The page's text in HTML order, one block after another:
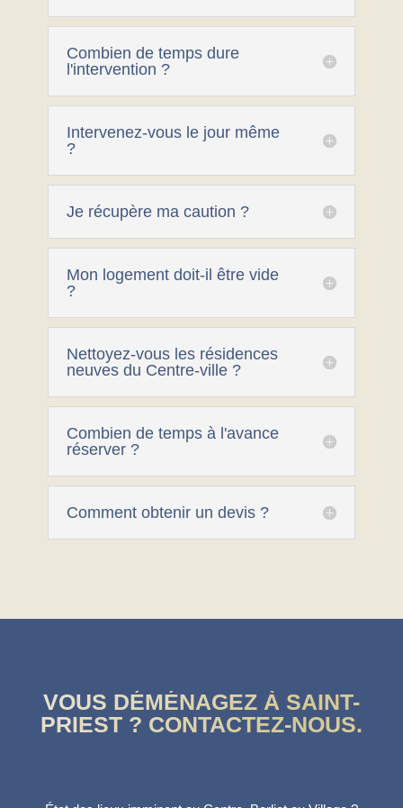
Combien de temps dure
l'intervention ?
Intervenez-vous le jour même
?
Je récupère ma caution ?
Mon logement doit-il être vide
?
Nettoyez-vous les résidences
neuves du Centre-ville ?
Combien de temps à l'avance
réserver ?
Comment obtenir un devis ?
VOUS DÉMÉNAGEZ À SAINT-
PRIEST ? CONTACTEZ-NOUS.